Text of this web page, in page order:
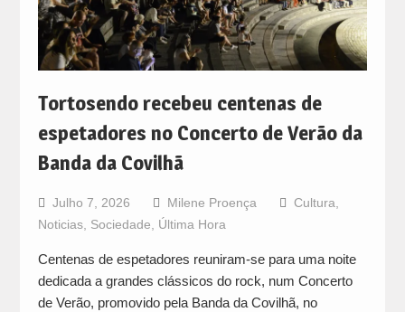
Tortosendo recebeu centenas de
espetadores no Concerto de Verão da
Banda da Covilhã
Julho 7, 2026 Milene Proença Cultura
Noticias, Sociedade Última Hora
Centenas de espetadores reuniram-se para uma noite
dedicada a grandes clássicos do rock, num Concerto
de Verão, promovido pela Banda da Covilhã, no